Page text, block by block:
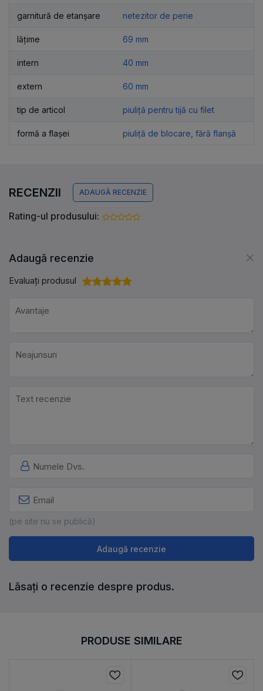
garnitură de etanșare netezitor de perie
lățime 69 mm
intern 40 mm
extern 60 mm
tip de articol piuliță pentru tijă cu filet
formă a flașei piuliță de blocare, fără flanșă
RECENZII ADAUGĂ RECENZIE
Rating-ul produsului:
Adaugă recenzie
Evaluați produsul
(pe site nu se publică)
Adaugă recenzie
Lăsați o recenzie despre produs.
PRODUSE SIMILARE